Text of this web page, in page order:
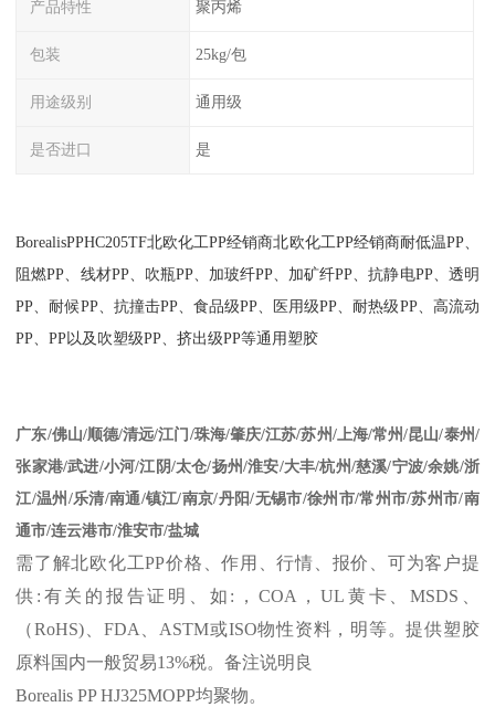
产品特性 聚丙烯
包装 25kg/包
用途级别 通用级
是否进口 是
BorealisPPHC205TF北欧化工PP经销商北欧化工PP经销商耐低温PP、
阻燃PP、线材PP、吹瓶PP、加玻纤PP、加矿纤PP、抗静电PP、透明
PP、耐候PP、抗撞击PP、食品级PP、医用级PP、耐热级PP、高流动
PP、PP以及吹塑级PP、挤出级PP等通用塑胶
广东/佛山/顺德/清远/江门 /珠海/肇庆/江苏/苏州/上海/常州/昆山/泰州/
张家港/武进/小河/江阴/太仓/扬州/淮安/大丰/杭州/慈溪/宁波/余姚/浙
江/温州/乐清/南通/镇江/南京/丹阳/无锡市/徐州市/常州市/苏州市/南
通市/连云港市/淮安市/盐城
需了解北欧化工PP价格、作用、行情、报价、可为客户提
供 : 有关的报告证明、如 : ， COA，UL 黄卡、 MSDS 、
（RoHS)、 FDA、ASTM或ISO物性资料，明等。提供塑胶
原料国内一般贸易13%税。备注说明良
Borealis PP HJ325MOPP均聚物。